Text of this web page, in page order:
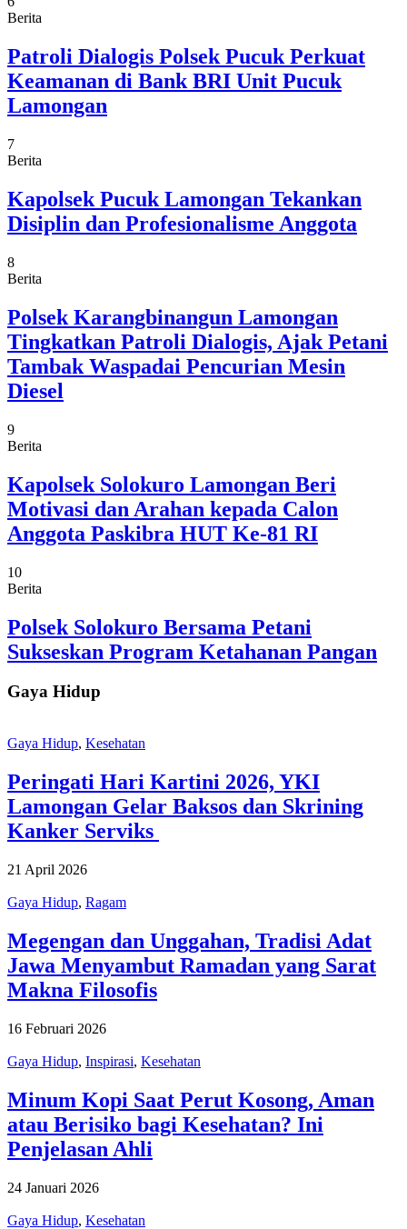
Berita
Patroli Dialogis Polsek Pucuk Perkuat
Keamanan di Bank BRI Unit Pucuk
Lamongan
7
Berita
Kapolsek Pucuk Lamongan Tekankan
Disiplin dan Profesionalisme Anggota
8
Berita
Polsek Karangbinangun Lamongan
Tingkatkan Patroli Dialogis, Ajak Petani
Tambak Waspadai Pencurian Mesin
Diesel
9
Berita
Kapolsek Solokuro Lamongan Beri
Motivasi dan Arahan kepada Calon
Anggota Paskibra HUT Ke-81 RI
10
Berita
Polsek Solokuro Bersama Petani
Sukseskan Program Ketahanan Pangan
Gaya Hidup
Gaya Hidup, Kesehatan
Peringati Hari Kartini 2026, YKI
Lamongan Gelar Baksos dan Skrining
Kanker Serviks
21 April 2026
Gaya Hidup, Ragam
Megengan dan Unggahan, Tradisi Adat
Jawa Menyambut Ramadan yang Sarat
Makna Filosofis
16 Februari 2026
Gaya Hidup, Inspirasi, Kesehatan
Minum Kopi Saat Perut Kosong, Aman
atau Berisiko bagi Kesehatan? Ini
Penjelasan Ahli
24 Januari 2026
Gaya Hidup, Kesehatan